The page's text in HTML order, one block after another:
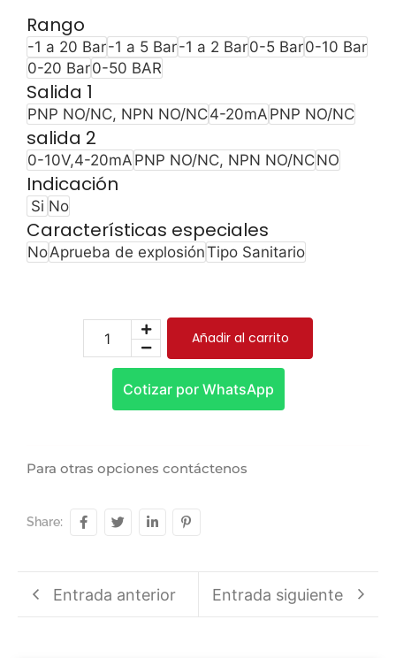
Rango
-1 a 20 Bar-1 a 5 Bar-1 a 2 Bar0-5 Bar0-10 Bar
0-20 Bar0-50 BAR
Salida 1
PNP NO/NC, NPN NO/NC4-20mA PNP NO/NC
salida 2
0-10V,4-20mA PNP NO/NC, NPN NO/NCNO
Indicación
Si No
Características especiales
NoAprueba de explosiónTipo Sanitario
Añadir al carrito
Cotizar por WhatsApp
Para otras opciones contáctenos
Share:
Entrada anterior Entrada siguiente